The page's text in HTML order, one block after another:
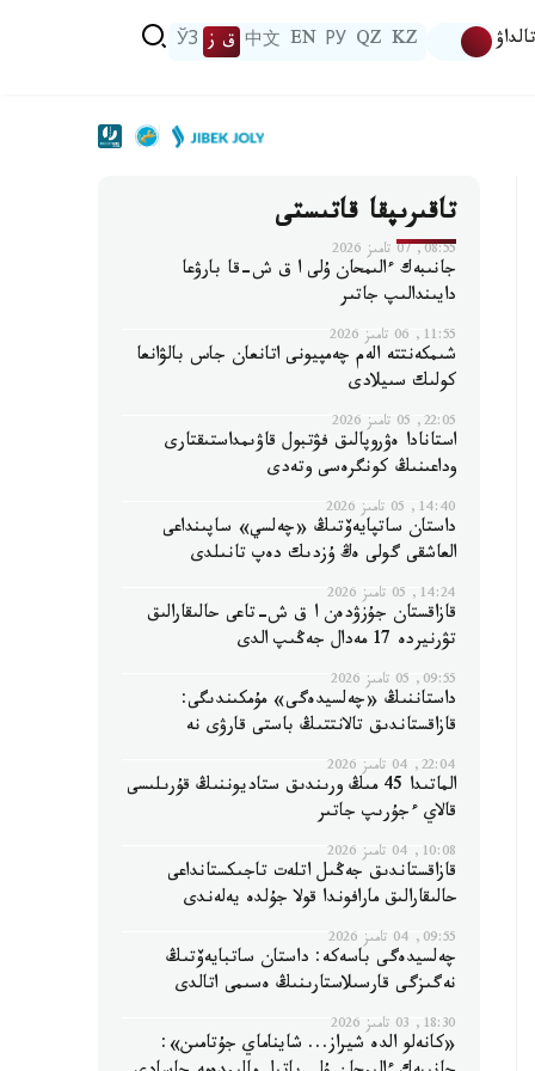
تالداۋ KZ
QZ
РУ
EN
中文 ق ز ЎЗ
تاقىرىپقا قاتىستى
08:55, 07 تامىز 2026
جانىبەك ءالىمحان ۇلى ا ق ش-قا بارۋعا
دايىندالىپ جاتىر
11:55, 06 تامىز 2026
شىمكەنتتە الەم چەمپيونى اتانعان جاس بالۋانعا
كولىك سىيلادى
22:05, 05 تامىز 2026
استانادا ەۋروپالىق فۋتبول قاۋىمداستىقتارى
وداعىنىڭ كونگرەسى وتەدى
14:40, 05 تامىز 2026
داستان ساتپايەۆتىڭ «چەلسي» ساپىنداعى
العاشقى گولى ەڭ ۇزدىك دەپ تانىلدى
14:24, 05 تامىز 2026
قازاقستان جۇزۋدەن ا ق ش-تاعى حالىقارالىق
تۋرنيردە 17 مەدال جەڭىپ الدى
09:55, 05 تامىز 2026
داستاننىڭ «چەلسيدەگى» مۇمكىندىگى:
قازاقستاندىق تالانتتىڭ باستى قارۋى نە
22:04, 04 تامىز 2026
الماتىدا 45 مىڭ ورىندىق ستاديوننىڭ قۇرىلىسى
قالاي ءجۇرىپ جاتىر
10:08, 04 تامىز 2026
قازاقستاندىق جەڭىل اتلەت تاجىكستانداعى
حالىقارالىق مارافوندا قولا جۇلدە يەلەندى
09:55, 04 تامىز 2026
چەلسيدەگى باسەكە: داستان ساتبايەۆتىڭ
نەگىزگى قارسىلاستارىنىڭ ەسىمى اتالدى
18:30, 03 تامىز 2026
«كانەلو الدە شيراز... شايناماي جۇتامىن»: